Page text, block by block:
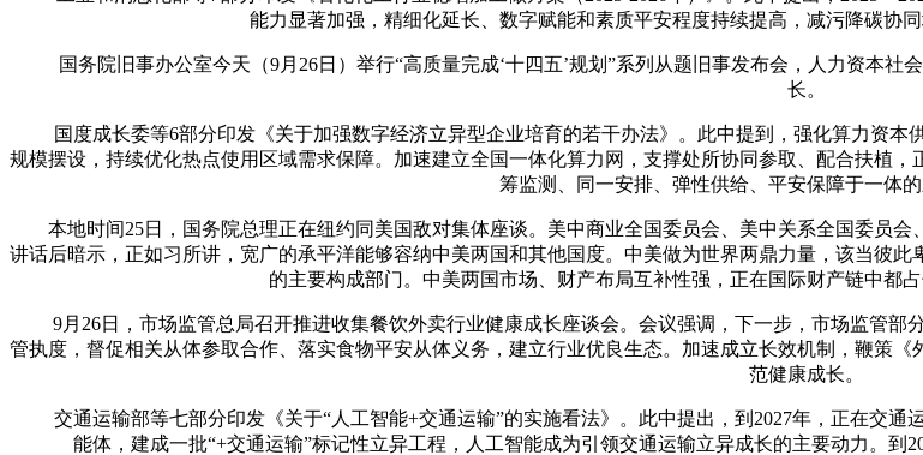
能力显著加强，精细化延长、数字赋能和素质平安程度持续提高，减污降碳协
国务院旧事办公室今天（9月26日）举行“高质量完成‘十四五’规划”系列从题旧事发布会，人力资本社
长。
国度成长委等6部分印发《关于加强数字经济立异型企业培育的若干办法》。此中提到，强化算力资本
规模摆设，持续优化热点使用区域需求保障。加速建立全国一体化算力网，支撑处所协同参取、配合扶植
筹监测、同一安排、弹性供给、平安保障于一体的
本地时间25日，国务院总理正在纽约同美国敌对集体座谈。美中商业全国委员会、美中关系全国委员会
讲话后暗示，正如习所讲，宽广的承平洋能够容纳中美两国和其他国度。中美做为世界两鼎力量，该当彼
的主要构成部门。中美两国市场、财产布局互补性强，正在国际财产链中都
9月26日，市场监管总局召开推进收集餐饮外卖行业健康成长座谈会。会议强调，下一步，市场监管部
管执度，督促相关从体参取合作、落实食物平安从体义务，建立行业优良生态。加速成立长效机制，鞭策
范健康成长。
交通运输部等七部分印发《关于“人工智能+交通运输”的实施看法》。此中提出，到2027年，正在交通
能体，建成一批“+交通运输”标记性立异工程，人工智能成为引领交通运输立异成长的主要动力。到